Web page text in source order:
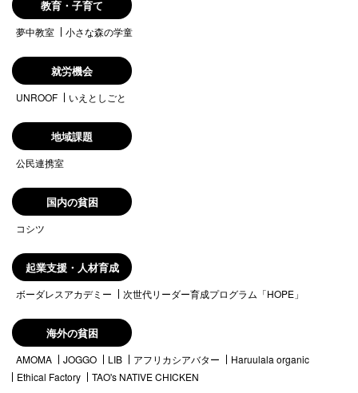
教育・子育て
夢中教室 小さな森の学童
就労機会
UNROOF いえとしごと
地域課題
公民連携室
国内の貧困
コシツ
起業支援・人材育成
ボーダレスアカデミー 次世代リーダー育成プログラム「HOPE」
海外の貧困
AMOMA JOGGO LIB アフリカシアバター
Haruulala organic
Ethical Factory
TAO's NATIVE CHICKEN